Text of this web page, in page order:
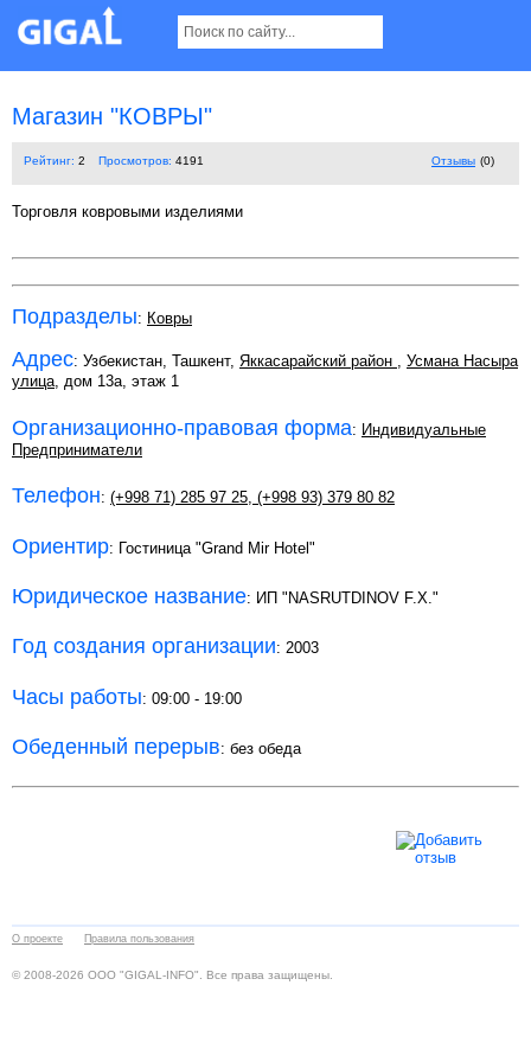
Магазин "КОВРЫ"
Рейтинг: 2 Просмотров: 4191 Отзывы (0)
Торговля ковровыми изделиями
Подразделы: Ковры
Адрес: Узбекистан, Ташкент, Яккасарайский район , Усмана Насыра
улица, дом 13а, этаж 1
Организационно-правовая форма: Индивидуальные
Предприниматели
Телефон: (+998 71) 285 97 25, (+998 93) 379 80 82
Ориентир: Гостиница "Grand Mir Hotel"
Юридическое название: ИП "NASRUTDINOV F.X."
Год создания организации: 2003
Часы работы: 09:00 - 19:00
Обеденный перерыв: без обеда
О проекте Правила пользования
© 2008-2026 ООО "GIGAL-INFO". Все права защищены.